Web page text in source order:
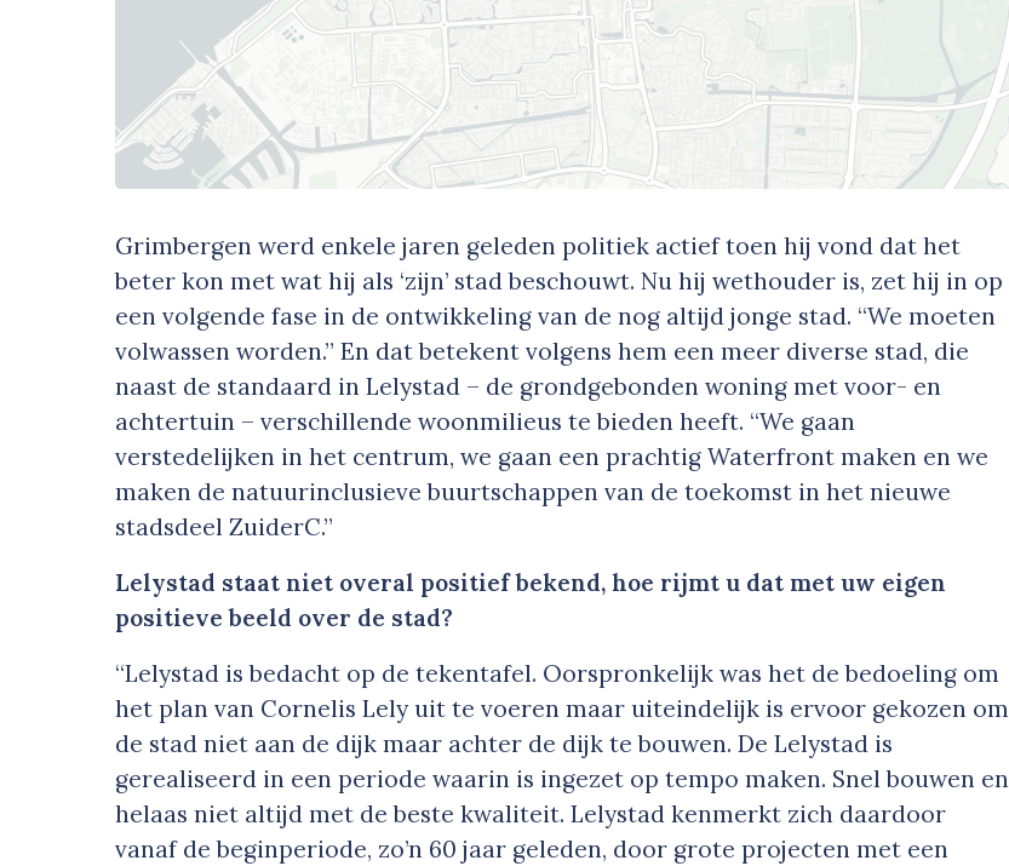
Grimbergen werd enkele jaren geleden politiek actief toen hij vond dat het
beter kon met wat hij als ‘zijn’ stad beschouwt. Nu hij wethouder is, zet hij in op
een volgende fase in de ontwikkeling van de nog altijd jonge stad. “We moeten
volwassen worden.” En dat betekent volgens hem een meer diverse stad, die
naast de standaard in Lelystad – de grondgebonden woning met voor- en
achtertuin – verschillende woonmilieus te bieden heeft. “We gaan
verstedelijken in het centrum, we gaan een prachtig Waterfront maken en we
maken de natuurinclusieve buurtschappen van de toekomst in het nieuwe
stadsdeel ZuiderC.”
Lelystad staat niet overal positief bekend, hoe rijmt u dat met uw eigen
positieve beeld over de stad?
“Lelystad is bedacht op de tekentafel. Oorspronkelijk was het de bedoeling om
het plan van Cornelis Lely uit te voeren maar uiteindelijk is ervoor gekozen om
de stad niet aan de dijk maar achter de dijk te bouwen. De Lelystad is
gerealiseerd in een periode waarin is ingezet op tempo maken. Snel bouwen en
helaas niet altijd met de beste kwaliteit. Lelystad kenmerkt zich daardoor
vanaf de beginperiode, zo’n 60 jaar geleden, door grote projecten met een